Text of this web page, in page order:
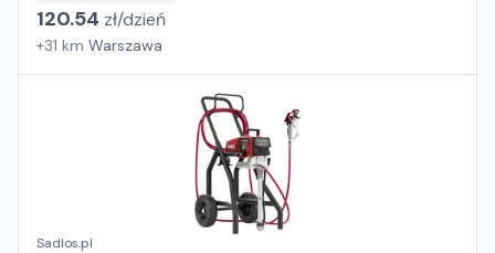
120.54 zł/dzień
+31 km Warszawa
Sadlos.pl